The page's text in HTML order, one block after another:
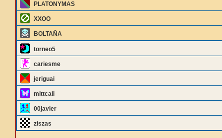
PLATONYMAS
XXOO
BOLTAÑA
torneo5
cariesme
jeriguai
mittcali
00javier
ziszas